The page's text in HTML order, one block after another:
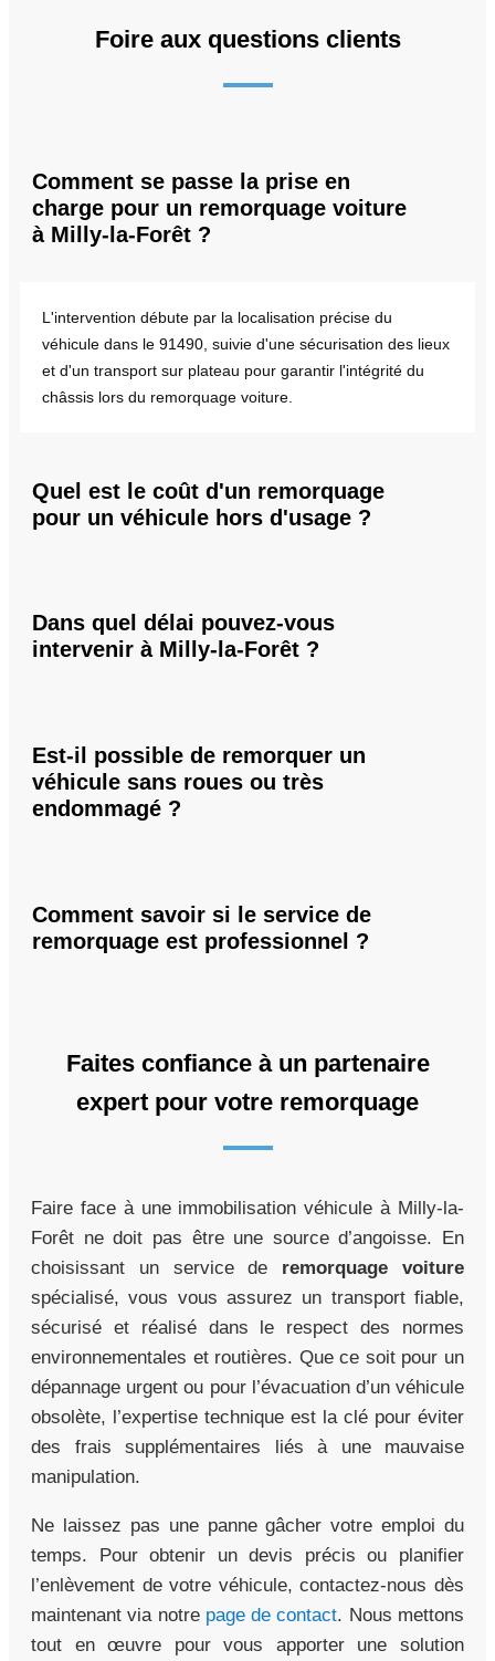
Foire aux questions clients
Comment se passe la prise en
charge pour un remorquage voiture
à Milly-la-Forêt ?
L'intervention débute par la localisation précise du
véhicule dans le 91490, suivie d'une sécurisation des lieux
et d'un transport sur plateau pour garantir l'intégrité du
châssis lors du remorquage voiture.
Quel est le coût d'un remorquage
pour un véhicule hors d'usage ?
Dans quel délai pouvez-vous
intervenir à Milly-la-Forêt ?
Est-il possible de remorquer un
véhicule sans roues ou très
endommagé ?
Comment savoir si le service de
remorquage est professionnel ?
Faites confiance à un partenaire
expert pour votre remorquage
Faire face à une immobilisation véhicule à Milly-la-
Forêt ne doit pas être une source d’angoisse. En
choisissant un service de remorquage voiture
spécialisé, vous vous assurez un transport fiable,
sécurisé et réalisé dans le respect des normes
environnementales et routières. Que ce soit pour un
dépannage urgent ou pour l’évacuation d’un véhicule
obsolète, l’expertise technique est la clé pour éviter
des frais supplémentaires liés à une mauvaise
manipulation.
Ne laissez pas une panne gâcher votre emploi du
temps. Pour obtenir un devis précis ou planifier
l’enlèvement de votre véhicule, contactez-nous dès
maintenant via notre page de contact. Nous mettons
tout en œuvre pour vous apporter une solution